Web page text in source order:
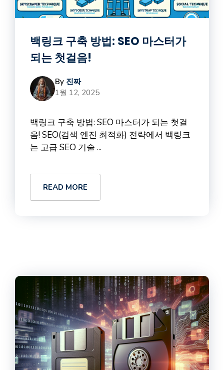
백링크 구축 방법: SEO 마스터가
되는 첫걸음!
By 진짜
1월 12, 2025
백링크 구축 방법: SEO 마스터가 되는 첫걸
음! SEO(검색 엔진 최적화) 전략에서 백링크
는 고급 SEO 기술 ...
READ MORE